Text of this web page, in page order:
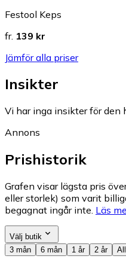
Festool Keps
fr. 139 kr
Jämför alla priser
Insikter
Vi har inga insikter för den
Annons
Prishistorik
Grafen visar lägsta pris
eller storlek) som varit
begagnat ingår inte. Läs
Välj butik
3 mån
6 mån 1 år 2 år